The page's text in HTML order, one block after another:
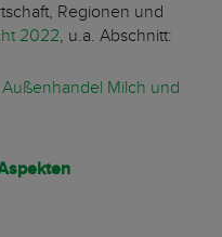
Regionen und
2022, u.a. Abschnitt:
Außenhandel Milch und